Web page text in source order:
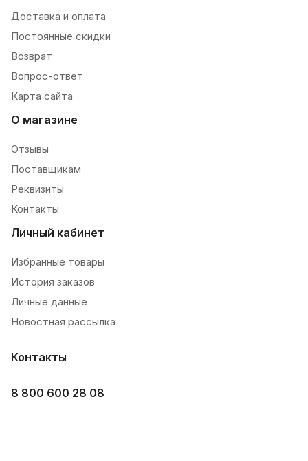
Доставка и оплата
Постоянные скидки
Возврат
Вопрос-ответ
Карта сайта
О магазине
Отзывы
Поставщикам
Реквизиты
Контакты
Личный кабинет
Избранные товары
История заказов
Личные данные
Новостная рассылка
Контакты
8 800 600 28 08